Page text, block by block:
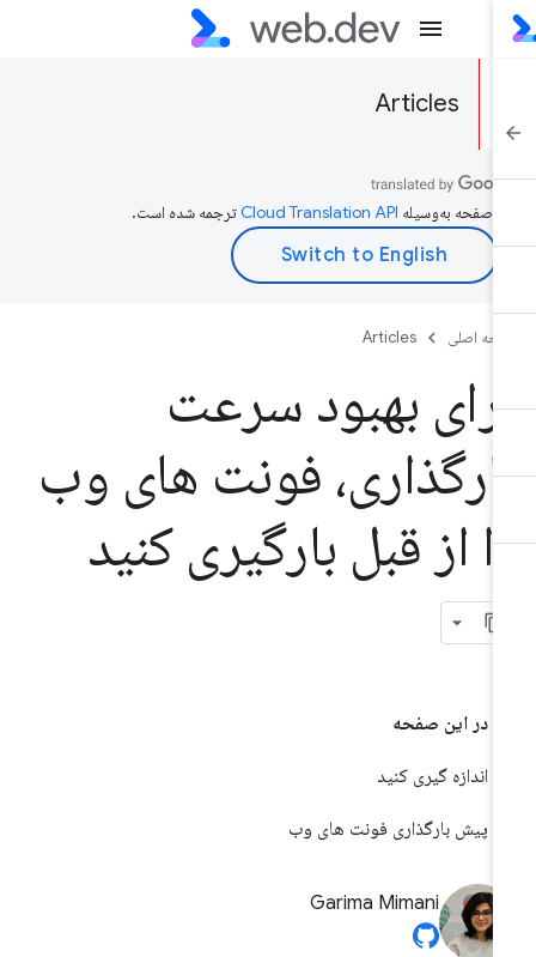
Articles
صفحه به‌وسیله ترجمه شده است.
اصلی Articles
بهبود سرعت
فونت های وب
از قبل بارگیری کنید
در این صفحه
اندازه گیری کنید
پیش بارگذاری فونت های وب
Garima Mimani